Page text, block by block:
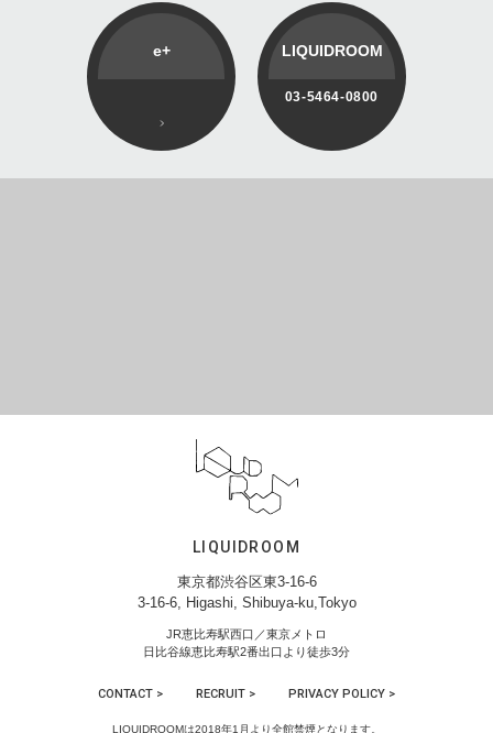
e+ LIQUIDROOM
03-5464-0800
LIQUIDROOM
東京都渋谷区東3-16-6
3-16-6, Higashi, Shibuya-ku,Tokyo
JR恵比寿駅西口／東京メトロ
日比谷線恵比寿駅2番出口より徒歩3分
CONTACT > RECRUIT > PRIVACY POLICY >
LIQUIDROOMは2018年1月より全館禁煙となります。